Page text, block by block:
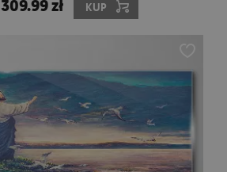
309.99 zł KUP